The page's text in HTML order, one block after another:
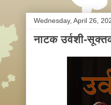
Wednesday, April 26,
नाटक उर्वशी-